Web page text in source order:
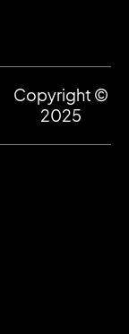
Copyright ©
2025